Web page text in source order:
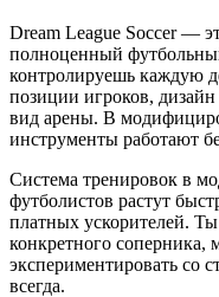
Dream League Soccer —
полноценный
контролируешь каждую
позиции игроков,
вид арены. В
инструменты работают
Система тренировок в
футболистов растут
платных ускорителей.
конкретного соперника,
экспериментировать со
всегда.